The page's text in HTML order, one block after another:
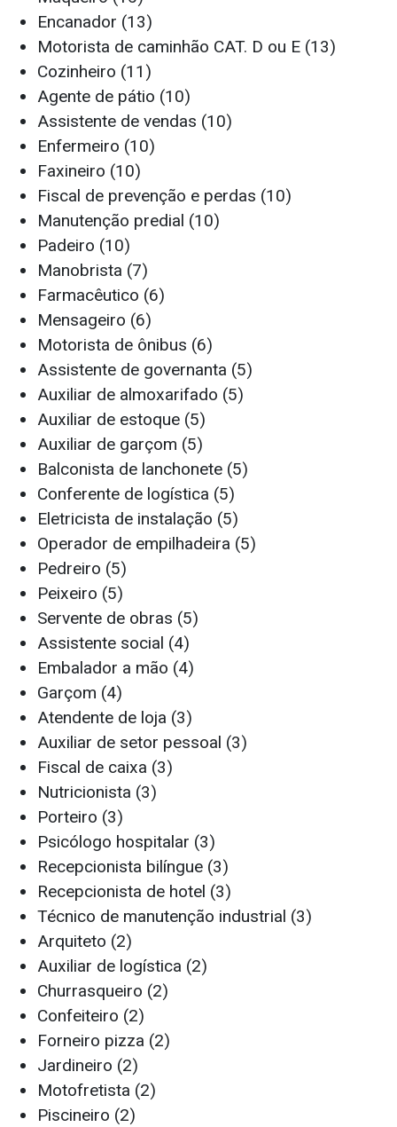
Encanador (13)
Motorista de caminhão CAT. D ou E (13)
Cozinheiro (11)
Agente de pátio (10)
Assistente de vendas (10)
Enfermeiro (10)
Faxineiro (10)
Fiscal de prevenção e perdas (10)
Manutenção predial (10)
Padeiro (10)
Manobrista (7)
Farmacêutico (6)
Mensageiro (6)
Motorista de ônibus (6)
Assistente de governanta (5)
Auxiliar de almoxarifado (5)
Auxiliar de estoque (5)
Auxiliar de garçom (5)
Balconista de lanchonete (5)
Conferente de logística (5)
Eletricista de instalação (5)
Operador de empilhadeira (5)
Pedreiro (5)
Peixeiro (5)
Servente de obras (5)
Assistente social (4)
Embalador a mão (4)
Garçom (4)
Atendente de loja (3)
Auxiliar de setor pessoal (3)
Fiscal de caixa (3)
Nutricionista (3)
Porteiro (3)
Psicólogo hospitalar (3)
Recepcionista bilíngue (3)
Recepcionista de hotel (3)
Técnico de manutenção industrial (3)
Arquiteto (2)
Auxiliar de logística (2)
Churrasqueiro (2)
Confeiteiro (2)
Forneiro pizza (2)
Jardineiro (2)
Motofretista (2)
Piscineiro (2)